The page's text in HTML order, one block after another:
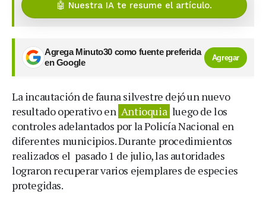
🤖 Nuestra IA te resume el artículo.
Agrega Minuto30 como fuente preferida
en Google
Agregar
La incautación de fauna silvestre dejó un nuevo
resultado operativo en Antioquia luego de los
controles adelantados por la Policía Nacional en
diferentes municipios. Durante procedimientos
realizados el pasado 1 de julio, las autoridades
lograron recuperar varios ejemplares de especies
protegidas.